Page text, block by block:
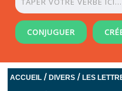
CONJUGUER
ACCUEIL /DIVERS /LES